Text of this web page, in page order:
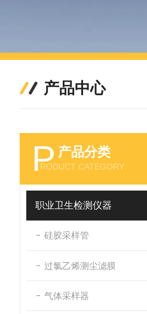
产品中心
P 产品分类
RODUCT CATEGORY
职业卫生检测仪器
硅胶采样管
过氯乙烯测尘滤膜
气体采样器